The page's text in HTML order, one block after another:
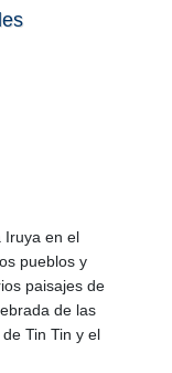
Iruya en el
pueblos y
paisajes de
de las
Tin Tin y el